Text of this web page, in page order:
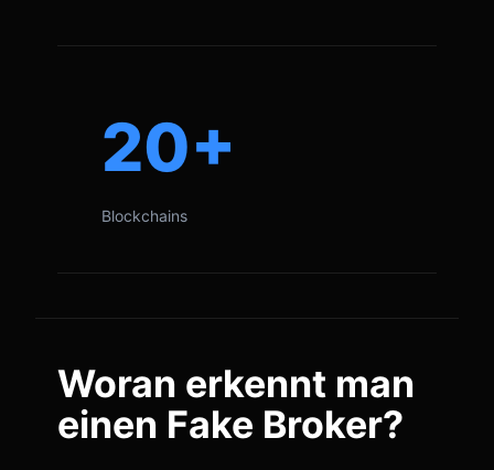
20+
Blockchains
Woran erkennt man
einen Fake Broker?